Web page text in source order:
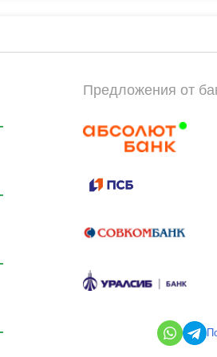
Предложения от